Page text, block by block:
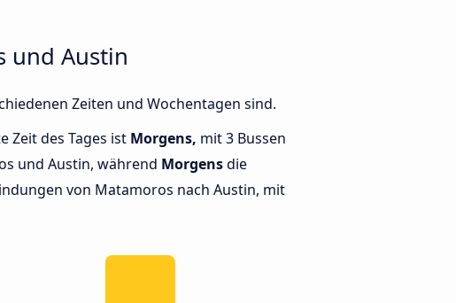
und Austin
Zeiten und Wochentagen sind.
Zeit des Tages ist Morgens, mit 3 Bussen
und Austin, während Morgensdie
von Matamoros nach Austin, mit